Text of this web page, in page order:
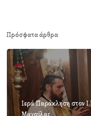
Πρόσφατα άρθρα
Ιερά Παράκληση στον